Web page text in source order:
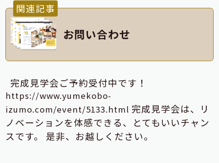
関連記事
お問い合わせ
完成見学会ご予約受付中です！
https://www.yumekobo-
izumo.com/event/5133.html 完成見学会は、リ
ノベーションを体感できる、とてもいいチャン
スです。
是非、お越しください。